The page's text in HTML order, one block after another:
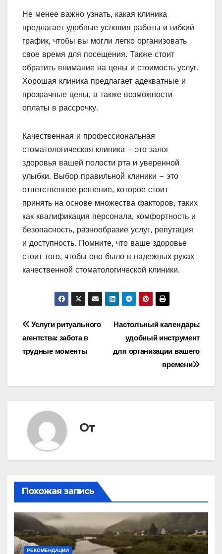
Не менее важно узнать, какая клиника
предлагает удобные условия работы и гибкий
график, чтобы вы могли легко организовать
свое время для посещения. Также стоит
обратить внимание на цены и стоимость услуг.
Хорошая клиника предлагает адекватные и
прозрачные цены, а также возможности
оплаты в рассрочку.
Качественная и профессиональная
стоматологическая клиника – это залог
здоровья вашей полости рта и уверенной
улыбки. Выбор правильной клиники – это
ответственное решение, которое стоит
принять на основе множества факторов, таких
как квалификация персонала, комфортность и
безопасность, разнообразие услуг, репутация
и доступность. Помните, что ваше здоровье
стоит того, чтобы оно было в надежных руках
качественной стоматологической клиники.
Навигация
по
Настольный календарь:
удобный инструмент
для организации вашего
времени
Услуги ритуального
агентства: забота в
трудные моменты
От
Похожая запись
РЕКОМЕНДАЦИИ